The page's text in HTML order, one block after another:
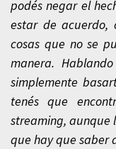
podés negar el
estar de acuerdo,
cosas que no se
manera.
simplemente
tenés que
streaming, aunque
que hay que saber